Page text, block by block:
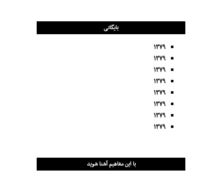
بایگانی
۱۳۷۹
۱۳۷۹
۱۳۷۹
۱۳۷۹
۱۳۷۹
۱۳۷۹
۱۳۷۹
۱۳۷۹
با این مفاهیم آشنا شوید